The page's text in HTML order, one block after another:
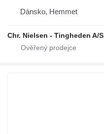
Dánsko, Hemmet
Chr. Nielsen - Tingheden A/S